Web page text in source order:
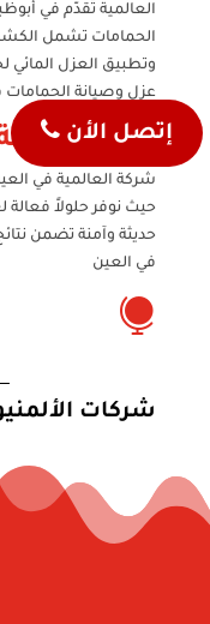
العالمية تُقدّم في
الحمامات تشمل
وتطبيق العزل المائي
عزل وصيانة الحمامات
عزل
شركة العالمية في
حيث نوفر حلولاً فعالة
حديثة وآمنة تضمن
في العين

شركات
إتصل الأن